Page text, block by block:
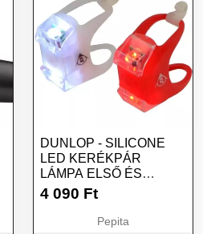
DUNLOP - SILICONE
LED KERÉKPÁR
LÁMPA ELSŐ ÉS
HÁTSÓ
4 090 Ft
Pepita